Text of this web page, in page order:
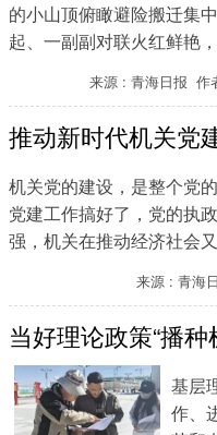
的小山顶俯瞰避险搬迁集
起、一副副对联火红鲜艳
来源 : 青海日报 作
推动新时代机关党
机关党的建设，是整个党
党建工作搞好了，党的执
强，机关在推动经济社会
来源 : 青海
当好理论政策“播种
基层
作、